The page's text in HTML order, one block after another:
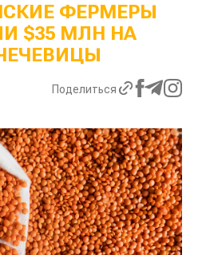
ФЕРМЕРЫ
$35 МЛН НА
Поделиться